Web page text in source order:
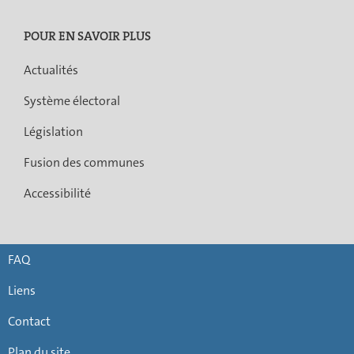
POUR EN SAVOIR PLUS
Actualités
Système électoral
Législation
Fusion des communes
Accessibilité
FAQ
Liens
Contact